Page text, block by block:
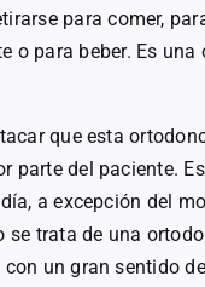
para comer,
o para beber. Es una
que esta
parte del paciente.
a excepción del
se trata de una
un gran sentido